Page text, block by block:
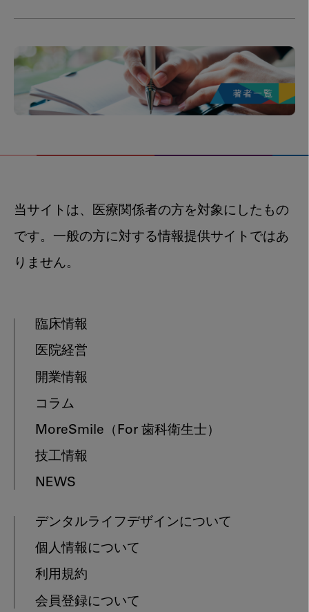
当サイトは、医療関係者の方を対象にしたもの
です。一般の方に対する情報提供サイトではあ
りません。
臨床情報
医院経営
開業情報
コラム
MoreSmile （For 歯科衛生士）
技工情報
NEWS
デンタルライフデザインについて
個人情報について
利用規約
会員登録について